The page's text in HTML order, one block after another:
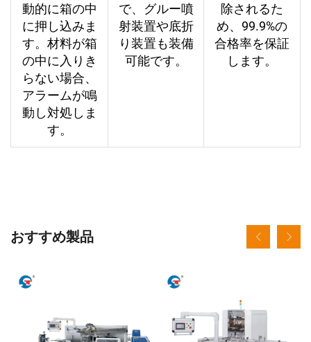
動的に箱の中
に押し込みま
す。材料が箱
の中に入りき
らない場合、
アラームが鳴
動し対処しま
す。
で、グルー噴
射装置や底折
り装置も装備
可能です。
除されるた
め、99.9%の
合格率を保証
します。
おすすめ製品